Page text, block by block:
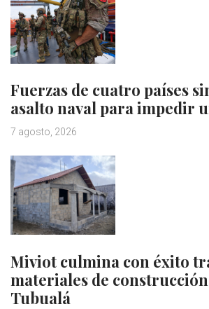
Fuerzas de cuatro países
asalto naval para impedir
7 agosto, 2026
Miviot culmina con éxito
materiales de
Tubualá